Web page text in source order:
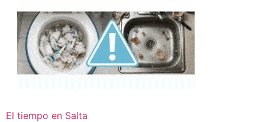
El tiempo en Salta